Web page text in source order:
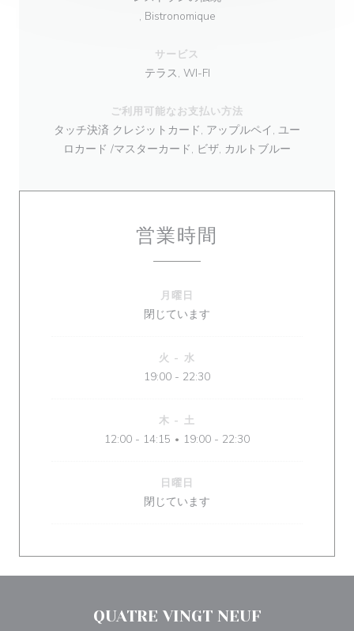
, Bistronomique
サービス
テラス, WI-FI
ご利用可能なお支払い方法
タッチ決済 クレジットカード, アップルペイ, ユー
ロカード /マスターカード, ビザ, カルトブルー
営業時間
月曜日
閉じています
火 - 水
19:00 - 22:30
木 - 土
12:00 - 14:15 • 19:00 - 22:30
日曜日
閉じています
QUATRE VINGT NEUF